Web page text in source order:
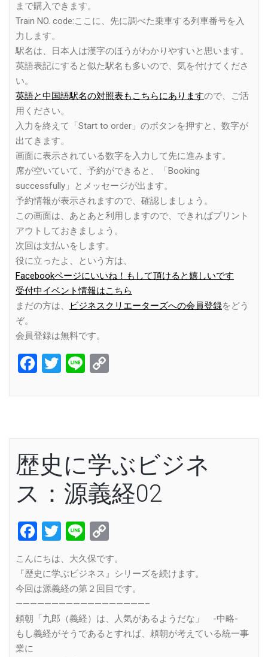
まで購入できます。
Train NO. code:ここに、先に調べた乗車する列車番号を入
力します。
駅名は、日本人は漢字のほうがわかりやすいと思います。
英語表記にすると似た駅名も多いので、気を付けてくださ
い。
英語と中国語駅名の対照表もこちらにありますので、ご活
用ください。
入力を終えて「Start to order」のボタンを押すと、数字が
出てきます。
画面に表示されている数字を入力して先に進みます。
席が空いていて、予約ができると、「Booking
successfully」とメッセージが出ます。
予約情報が表示されますので、確認しましょう。
この画面は、あとあと利用しますので、できればプリント
アウトしておきましょう。
次回は支払いをします。
役に立ったよ、という方は、
Facebookページにいいね！もして頂けると嬉しいです
受付中イベント情報はこちら
まだの方は、
ビジネスクリエーターズへの会員登録をどう
ぞ。
会員登録は無料です。
Facebook
Twitter
Line
歴史に学ぶビジネ
ス：源義経02
Facebook
Twitter
Line
Link
こんにちは、大久保です。
『歴史に学ぶビジネス』シリーズを続けます。
今回は源義経の第２回目です。
——————————————————–
頼朝「九郎（義経）は、人気があるようだな」 -中略-
もし義経がそうであるとすれば、頼朝が考えている統一事
業に